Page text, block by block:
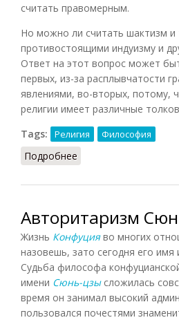
считать правомерным.
Но можно ли считать шактизм и
противостоящими индуизму и
Ответ на этот вопрос может
первых, из-за расплывчатости
явлениями, во-вторых, потому,
религии имеет различные
Tags:
Религия Философия
Подробнее
Авторитаризм
Жизнь Конфуцияво многих
назовешь, зато сегодня его имя
Судьба философа
имени Сюнь-цзысложилась
время он занимал высокий
пользовался почестями